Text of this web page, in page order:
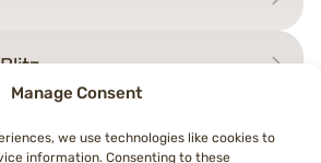
Manage Consent
we use technologies like cookies to
information. Consenting to these